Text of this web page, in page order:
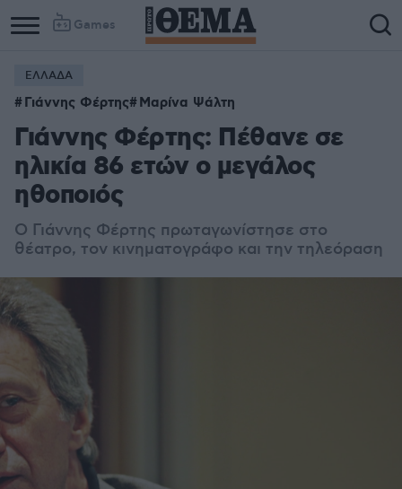
Games
ΕΛΛΑΔΑ
Γιάννης Φέρτης Μαρίνα Ψάλτη
Γιάννης Φέρτης: Πέθανε σε
ηλικία 86 ετών ο μεγάλος
ηθοποιός
Ο Γιάννης Φέρτης πρωταγωνίστησε στο
θέατρο, τον κινηματογράφο και την τηλεόραση